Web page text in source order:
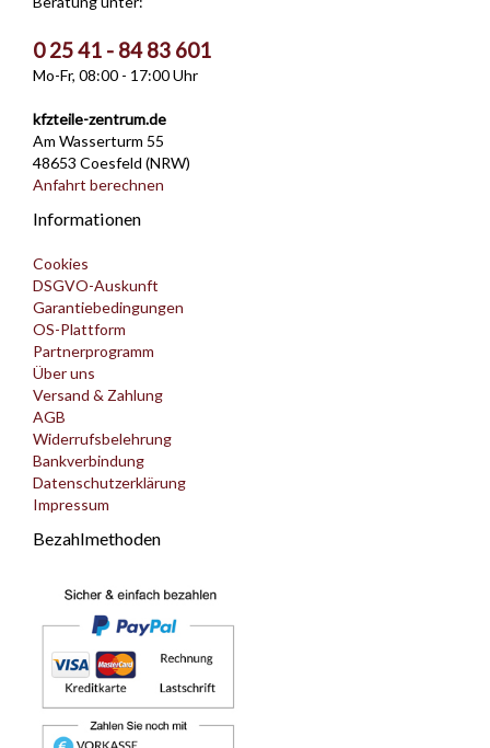
0 25 41 - 84 83 601
Mo-Fr, 08:00 - 17:00 Uhr
kfzteile-zentrum.de
Am Wasserturm 55
48653 Coesfeld (NRW)
Anfahrt berechnen
Informationen
Cookies
DSGVO-Auskunft
Garantiebedingungen
OS-Plattform
Partnerprogramm
Über uns
Versand & Zahlung
AGB
Widerrufsbelehrung
Bankverbindung
Datenschutzerklärung
Impressum
Bezahlmethoden